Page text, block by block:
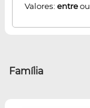
Valores: entreou
Família